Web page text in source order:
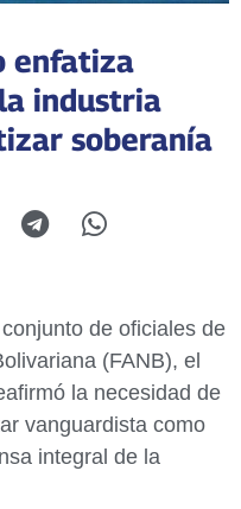
enfatiza
industria
soberanía
de oficiales de
(FANB), el
la necesidad de
vanguardista como
integral de la